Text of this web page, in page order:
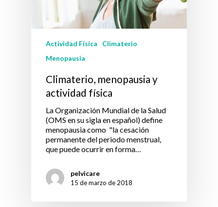
Actividad Física
Climaterio
Menopausia
Climaterio, menopausia y
actividad física
La Organización Mundial de la Salud
(OMS en su sigla en español) define
menopausia como "la cesación
permanente del periodo menstrual,
que puede ocurrir en forma…
pelvicare
15 de marzo de 2018